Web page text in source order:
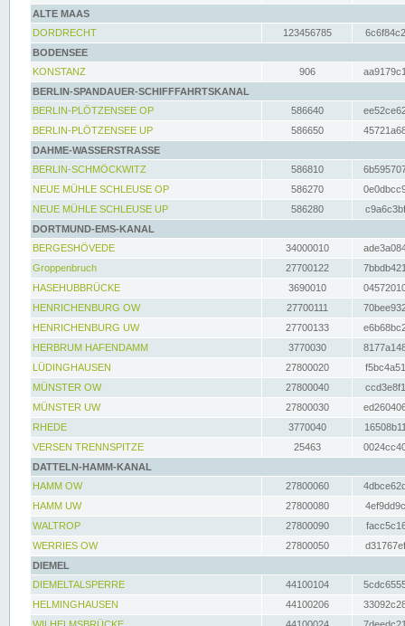
ALTE MAAS
DORDRECHT
123456785
BODENSEE
KONSTANZ
906
BERLIN-SPANDAUER-SCHIFFFAHRTSKANAL
BERLIN-PLÖTZENSEE OP
586640
BERLIN-PLÖTZENSEE UP
586650
DAHME-WASSERSTRASSE
BERLIN-SCHMÖCKWITZ
586810
NEUE MÜHLE SCHLEUSE OP
586270
NEUE MÜHLE SCHLEUSE UP
586280
DORTMUND-EMS-KANAL
BERGESHÖVEDE
34000010
Groppenbruch
27700122
HASEHUBBRÜCKE
3690010
HENRICHENBURG OW
27700111
HENRICHENBURG UW
27700133
HERBRUM HAFENDAMM
3770030
LÜDINGHAUSEN
27800020
MÜNSTER OW
27800040
MÜNSTER UW
27800030
RHEDE
3770040
VERSEN TRENNSPITZE
25463
DATTELN-HAMM-KANAL
HAMM OW
27800060
HAMM UW
27800080
WALTROP
27800090
WERRIES OW
27800050
DIEMEL
DIEMELTALSPERRE
44100104
HELMINGHAUSEN
44100206